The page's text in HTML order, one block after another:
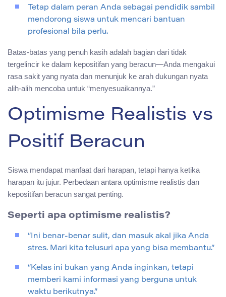
Tetap dalam peran Anda sebagai pendidik sambil
mendorong siswa untuk mencari bantuan
profesional bila perlu.
Batas-batas yang penuh kasih adalah bagian dari tidak
tergelincir ke dalam kepositifan yang beracun—Anda mengakui
rasa sakit yang nyata dan menunjuk ke arah dukungan nyata
alih-alih mencoba untuk “menyesuaikannya.”
Optimisme Realistis vs
Positif Beracun
Siswa mendapat manfaat dari harapan, tetapi hanya ketika
harapan itu jujur. Perbedaan antara optimisme realistis dan
kepositifan beracun sangat penting.
Seperti apa optimisme realistis?
“Ini benar-benar sulit, dan masuk akal jika Anda
stres. Mari kita telusuri apa yang bisa membantu.”
“Kelas ini bukan yang Anda inginkan, tetapi
memberi kami informasi yang berguna untuk
waktu berikutnya.”